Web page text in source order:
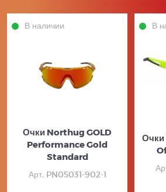
В наличии
Очки Northug GOLD
Performance Gold
Standard
Арт. PN05031-902-1
В
Очки